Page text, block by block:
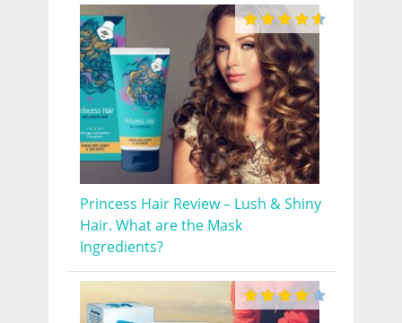
Princess Hair Review – Lush & Shiny
Hair. What are the Mask
Ingredients?